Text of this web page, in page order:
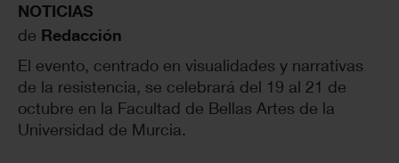
NOTICIAS
de Redacción
El evento, centrado en visualidades y narrativas
de la resistencia, se celebrará del 19 al 21 de
octubre en la Facultad de Bellas Artes de la
Universidad de Murcia.